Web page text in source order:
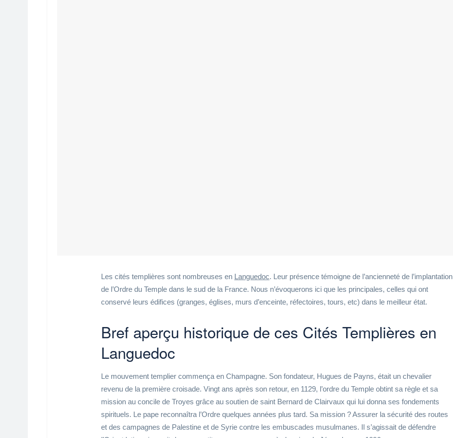
Les cités templières sont nombreuses en Languedoc. Leur présence témoigne de l’ancienneté de l’implantation
de l’Ordre du Temple dans le sud de la France. Nous n’évoquerons ici que les principales, celles qui ont
conservé leurs édifices (granges, églises, murs d’enceinte, réfectoires, tours, etc) dans le meilleur état.
Bref aperçu historique de ces Cités Templières en
Languedoc
Le mouvement templier commença en Champagne. Son fondateur, Hugues de Payns, était un chevalier
revenu de la première croisade. Vingt ans après son retour, en 1129, l’ordre du Temple obtint sa règle et sa
mission au concile de Troyes grâce au soutien de saint Bernard de Clairvaux qui lui donna ses fondements
spirituels. Le pape reconnaîtra l’Ordre quelques années plus tard. Sa mission ? Assurer la sécurité des routes
et des campagnes de Palestine et de Syrie contre les embuscades musulmanes. Il s’agissait de défendre